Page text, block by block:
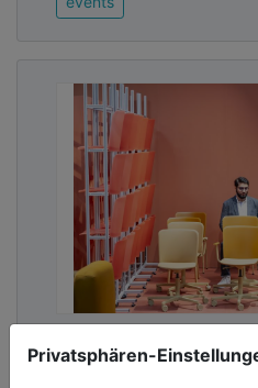
Privatsphären-
ORGATEC 2026
internationale